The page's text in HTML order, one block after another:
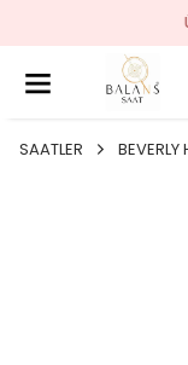
SAATLER BEVERLY